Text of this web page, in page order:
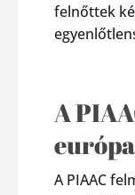
felnőttek
A
A PIAAC